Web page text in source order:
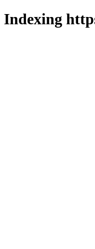
Indexing